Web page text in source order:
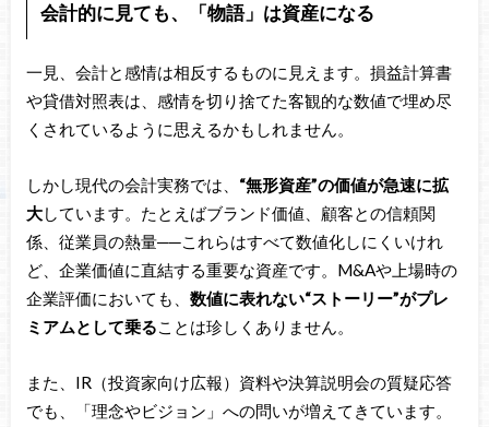
会計的に見ても、「物語」は資産になる
一見、会計と感情は相反するものに見えます。損益計算書
や貸借対照表は、感情を切り捨てた客観的な数値で埋め尽
くされているように思えるかもしれません。
しかし現代の会計実務では、 “無形資産”の価値が急速に拡
大しています。たとえばブランド価値、顧客との信頼関
係、従業員の熱量──これらはすべて数値化しにくいけれ
ど、企業価値に直結する重要な資産です。M&Aや上場時の
企業評価においても、 数値に表れない“ストーリー”がプレ
ミアムとして乗ることは珍しくありません。
また、IR（投資家向け広報）資料や決算説明会の質疑応答
でも、「理念やビジョン」への問いが増えてきています。